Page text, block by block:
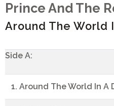
Prince And The
Around The World
Side A:
1. Around The World In A